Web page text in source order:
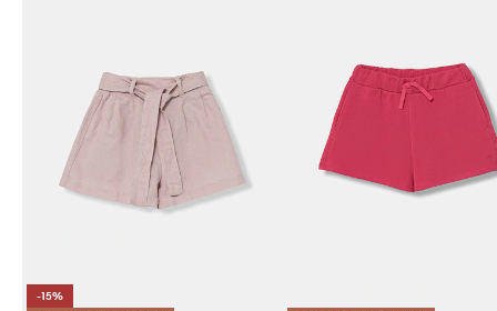
-15%